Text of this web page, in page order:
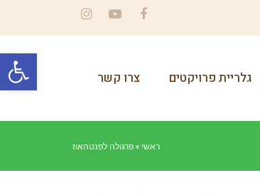
פתח
גלריית פרויקטים צרו קשר
ראשי »פרגולה לפנטהאוז